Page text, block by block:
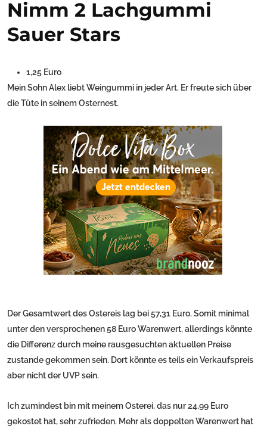
Nimm 2 Lachgummi
Sauer Stars
1,25 Euro
Mein Sohn Alex liebt Weingummi in jeder Art. Er freute sich über
die Tüte in seinem Osternest.
Der Gesamtwert des Ostereis lag bei 57,31 Euro. Somit minimal
unter den versprochenen 58 Euro Warenwert, allerdings könnte
die Differenz durch meine rausgesuchten aktuellen Preise
zustande gekommen sein. Dort könnte es teils ein Verkaufspreis
aber nicht der UVP sein.
Ich zumindest bin mit meinem Osterei, das nur 24,99 Euro
gekostet hat, sehr zufrieden. Mehr als doppelten Warenwert hat